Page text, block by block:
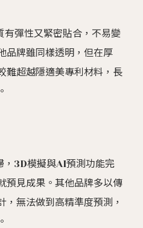
彈性又緊密貼合，不易變
品牌雖同樣透明，但在厚
難超越隱適美專利材料，長
3D模擬與AI預測功能完
預見成果。其他品牌多以傳
無法做到高精準度預測，